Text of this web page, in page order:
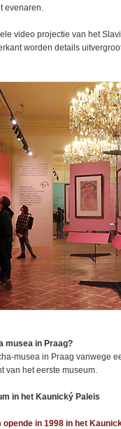
evenaren.
video projectie van het
worden details
musea in Praag?
musea in Praag vanwege
van het eerste museum.
in het Kaunický Paleis
in 1998 in het